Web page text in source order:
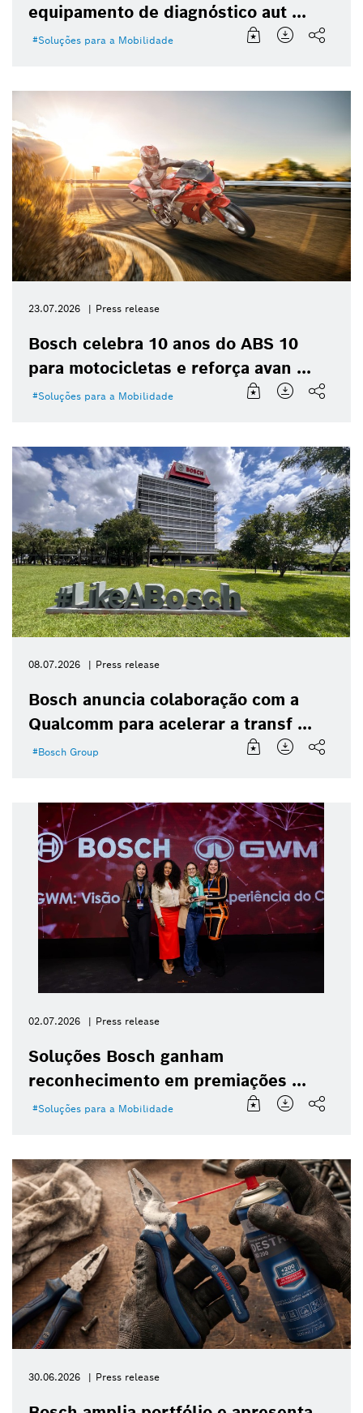
equipamento de diagnóstico aut ...
Soluções para a Mobilidade
23.07.2026 Press release
Bosch celebra 10 anos do ABS 10
para motocicletas e reforça avan ...
Soluções para a Mobilidade
08.07.2026 Press release
Bosch anuncia colaboração com a
Qualcomm para acelerar a transf ...
Bosch Group
02.07.2026 Press release
Soluções Bosch ganham
reconhecimento em premiações ...
Soluções para a Mobilidade
30.06.2026 Press release